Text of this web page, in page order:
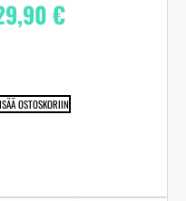
€
OSTOSKORIIN